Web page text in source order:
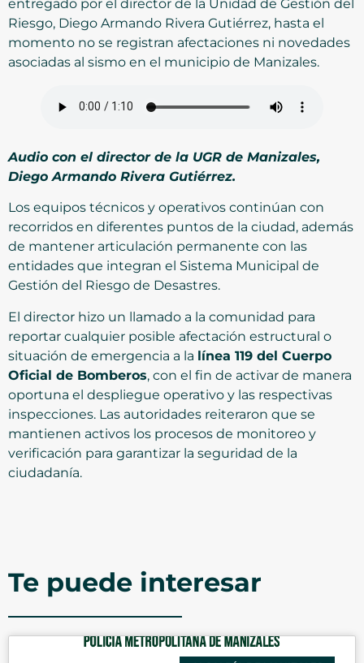
entregado por el director de la Unidad de Gestión del
Riesgo, Diego Armando Rivera Gutiérrez, hasta el
momento no se registran afectaciones ni novedades
asociadas al sismo en el municipio de Manizales.
Audio con el director de la UGR de Manizales,
Diego Armando Rivera Gutiérrez.
Los equipos técnicos y operativos continúan con
recorridos en diferentes puntos de la ciudad, además
de mantener articulación permanente con las
entidades que integran el Sistema Municipal de
Gestión del Riesgo de Desastres.
El director hizo un llamado a la comunidad para
reportar cualquier posible afectación estructural o
situación de emergencia a la línea 119 del Cuerpo
Oficial de Bomberos, con el fin de activar de manera
oportuna el despliegue operativo y las respectivas
inspecciones. Las autoridades reiteraron que se
mantienen activos los procesos de monitoreo y
verificación para garantizar la seguridad de la
ciudadanía.
Te puede interesar